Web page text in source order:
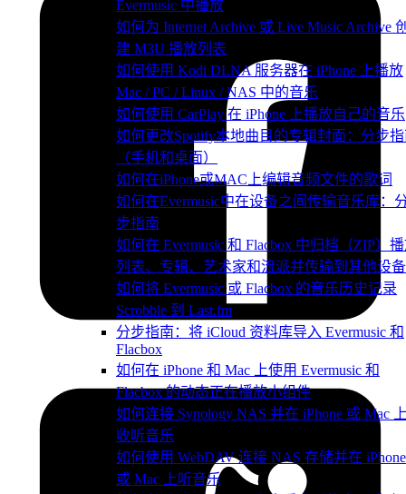
Evermusic 中播放
如何为 Internet Archive 或 Live Music Archive
建 M3U 播放列表
如何使用 Kodi DLNA 服务器在 iPhone 上播放
Mac / PC / Linux / NAS 中的音乐
如何使用 CarPlay 在 iPhone 上播放自己的音乐
如何更改Spotify本地曲目的专辑封面：分步
（手机和桌面）
如何在iPhone或MAC上编辑音频文件的歌词
如何在Evermusic中在设备之间传输音乐库：
步指南
如何在 Evermusic 和 Flacbox 中归档（ZIP）
列表、专辑、艺术家和流派并传输到其他设备
如何将 Evermusic 或 Flacbox 的音乐历史记录
Scrobble 到 Last.fm
分步指南：将 iCloud 资料库导入 Evermusic 和
Flacbox
如何在 iPhone 和 Mac 上使用 Evermusic 和
Flacbox 的动态正在播放小组件
如何连接 Synology NAS 并在 iPhone 或 Mac
收听音乐
如何使用 WebDAV 连接 NAS 存储并在 iPhone
或 Mac 上听音乐